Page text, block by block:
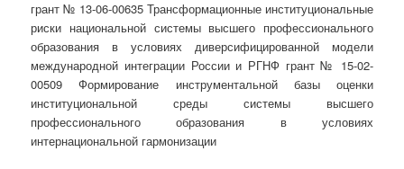
грант № 13-06-00635 Трансформационные институциональные
риски национальной системы высшего профессионального
образования в условиях диверсифицированной модели
международной интеграции России и РГНФ грант № 15-02-
00509 Формирование инструментальной базы оценки
институциональной среды системы высшего
профессионального образования в условиях
интернациональной гармонизации